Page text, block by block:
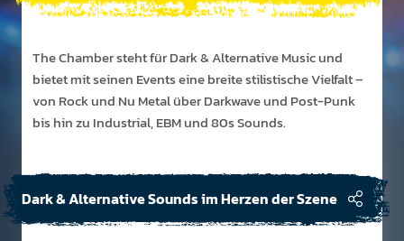
The Chamber steht für Dark & Alterna­tive Music und
bietet mit seinen Events eine breite stil­isti­sche Viel­falt –
von Rock und Nu Metal über Dark­wave und Post-Punk
bis hin zu Indus­trial, EBM und 80s Sounds.
Dark & Alternative Sounds im Herzen der Szene